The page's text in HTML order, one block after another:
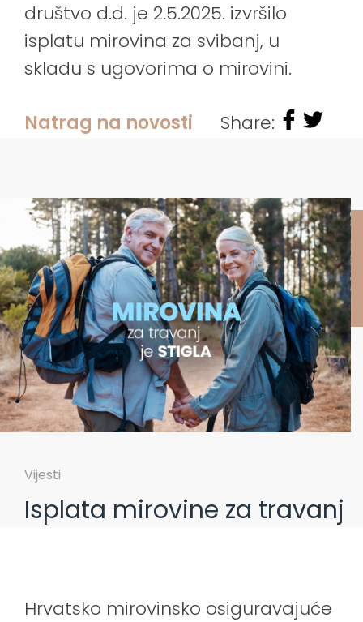
društvo d.d. je 2.5.2025. izvršilo
isplatu mirovina za svibanj, u
skladu s ugovorima o mirovini.
Natrag na novosti Share:
Vijesti
Isplata mirovine za travanj
Hrvatsko mirovinsko osiguravajuće